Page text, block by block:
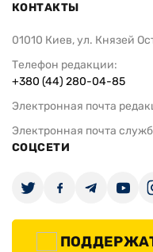
КОНТАКТЫ
01010 Киев, ул. Князей
Телефон редакции:
+380 (44) 280-04-85
Электронная почта
Электронная почта
СОЦСЕТИ